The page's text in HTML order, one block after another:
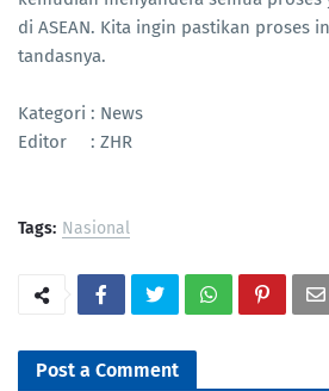
di ASEAN. Kita ingin pastikan proses
tandasnya.
Kategori : News
Editor : ZHR
Tags: Nasional
Post a Comment